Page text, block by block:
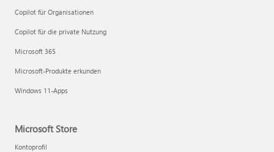
Copilot für Organisationen
Copilot für die private Nutzung
Microsoft 365
Microsoft-Produkte erkunden
Windows 11-Apps
Microsoft Store
Kontoprofil